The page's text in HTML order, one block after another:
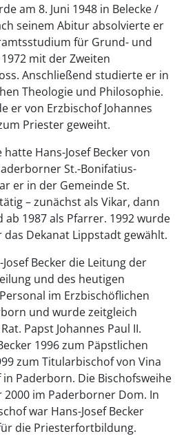
am 8. Juni 1948 in Belecke /
seinem Abitur absolvierte er
für Grund- und
mit der Zweiten
Anschließend studierte er in
Theologie und Philosophie.
er von Erzbischof Johannes
Priester geweiht.
Hans-Josef Becker von
St.-Bonifatius-
er in der Gemeinde St.
– zunächst als Vikar, dann
1987 als Pfarrer. 1992 wurde
Dekanat Lippstadt gewählt.
Becker die Leitung der
und des heutigen
im Erzbischöflichen
und wurde zeitgleich
Papst Johannes Paul II.
1996 zum Päpstlichen
zum Titularbischof von Vina
Paderborn. Die Bischofsweihe
2000 im Paderborner Dom. In
war Hans-Josef Becker
die Priesterfortbildung.